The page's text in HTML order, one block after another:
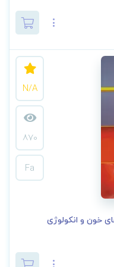
N/A
870
Fa